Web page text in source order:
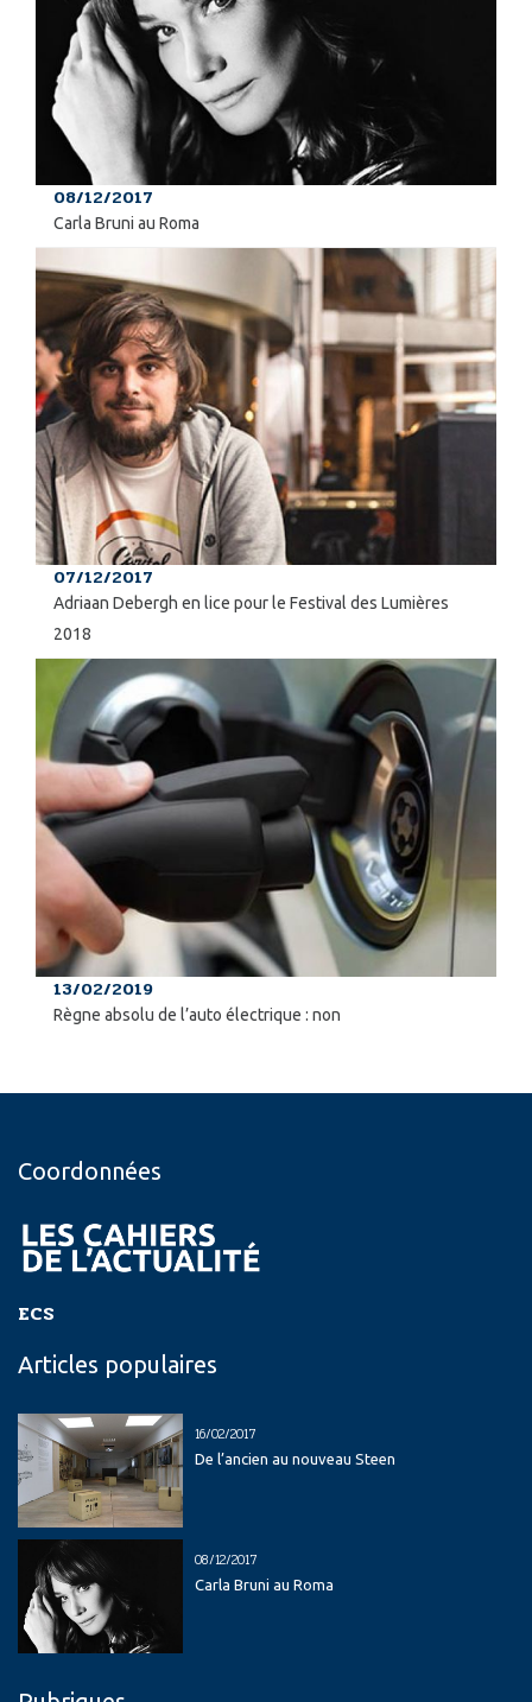
08/12/2017
Carla Bruni au Roma
07/12/2017
Adriaan Debergh en lice pour le Festival des Lumières
2018
13/02/2019
Règne absolu de l’auto électrique : non
Coordonnées
ECS
Articles populaires
16/02/2017
De l’ancien au nouveau Steen
08/12/2017
Carla Bruni au Roma